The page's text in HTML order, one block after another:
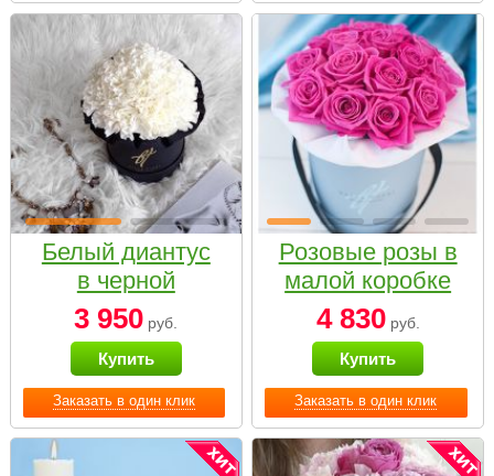
Заказать в один клик
Белый диантус
в черной
коробке Small
3 950 руб.
Купить
Заказать в один клик
Розовые розы в
малой коробке
4 830руб.
Купить